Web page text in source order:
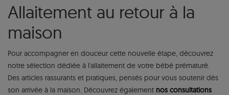
Allaitement au retour à la
maison
Pour accompagner en douceur cette nouvelle étape, découvrez
notre sélection dédiée à l'allaitement de votre bébé prématuré.
Des articles rassurants et pratiques, pensés pour vous soutenir dès
son arrivée à la maison. Découvrez également nos consultations